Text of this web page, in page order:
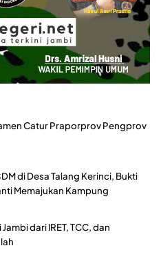
Catur Praporprov Pengprov
di Desa Talang Kerinci, Bukti
Memajukan Kampung
dari IRET, TCC, dan